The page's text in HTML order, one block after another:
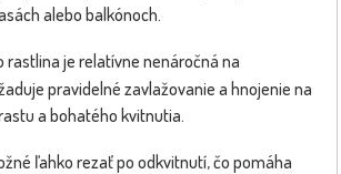
alebo balkónoch.
rastlina je relatívne nenáročná na
pravidelné zavlažovanie a hnojenie na
a bohatého kvitnutia.
ľahko rezať po odkvitnutí, čo pomáha